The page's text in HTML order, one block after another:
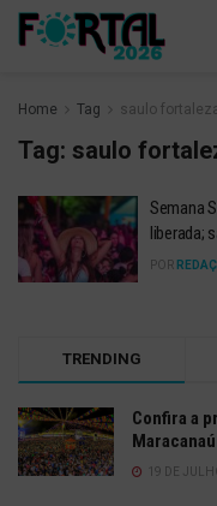
Home Tag saulo
Tag: saulo
Semana
liberada;
POR
TRENDING
Confira a
19 DE